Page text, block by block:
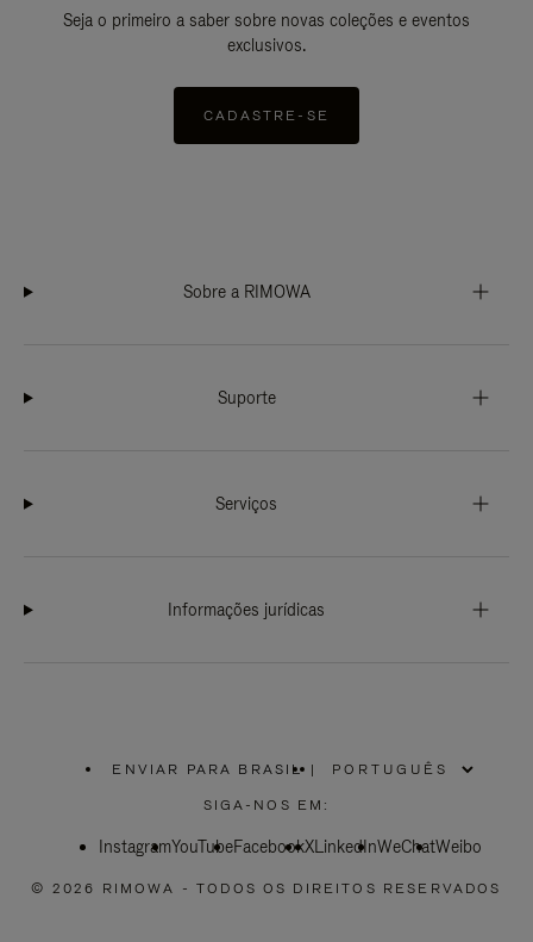
Seja o primeiro a saber sobre novas coleções e eventos
exclusivos.
CADASTRE-SE
Sobre a RIMOWA
Suporte
Serviços
Informações jurídicas
ENVIAR PARA BRASIL
POR
FAVOR,
SUA
|
SIGA-NOS EM:
InstagramYouTubeFacebookXLinkedInWeChatWeibo
© 2026 RIMOWA - TODOS OS DIREITOS RESERVADOS